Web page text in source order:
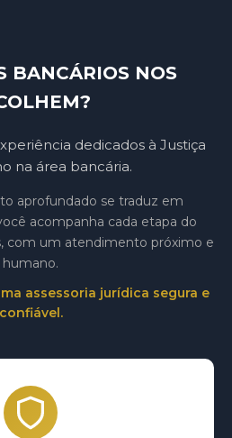
BANCÁRIOS NOS
dedicados à Justiça
na área bancária.
aprofundado se traduz em
acompanha cada etapa do
com um atendimento próximo e
humano.
assessoria jurídica segura e
confiável.